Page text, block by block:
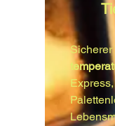
Sicherer